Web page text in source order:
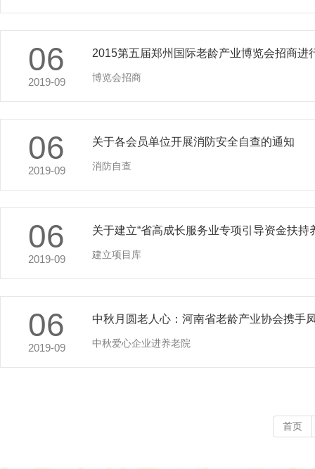
06
2019-09
2015第五届郑州国际老龄产业博览会招商进
博览会招商
06
2019-09
关于各会员单位开展消防安全自查的通知
消防自查
06
2019-09
关于建立“省高成长服务业专项引导资金扶持
建立项目库
06
2019-09
中秋月圆老人心：河南省老龄产业协会携手
中秋爱心企业进养老院
首页